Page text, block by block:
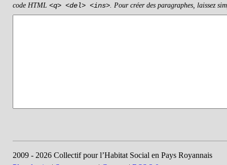
code HTML <q> <del> <ins>. Pour créer des paragraphes, laissez
2009 - 2026 Collectif pour l’Habitat Social en Pays Royannais